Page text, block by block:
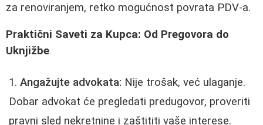
za renoviranjem, retko mogućnost povrata PDV-a.
Praktični Saveti za Kupca: Od Pregovora do
Uknjižbe
Angažujte advokata: Nije trošak, već ulaganje.
Dobar advokat će pregledati predugovor, proveriti
pravni sled nekretnine i zaštititi vaše interese.